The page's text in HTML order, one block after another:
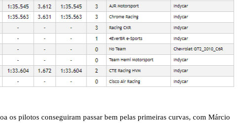
os pilotos conseguiram passar bem pelas primeiras curvas, com Márcio